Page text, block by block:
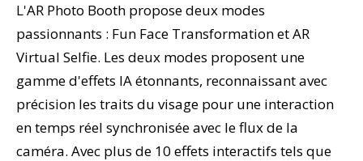
L'AR Photo Booth propose deux modes
passionnants : Fun Face Transformation et AR
Virtual Selfie. Les deux modes proposent une
gamme d'effets IA étonnants, reconnaissant avec
précision les traits du visage pour une interaction
en temps réel synchronisée avec le flux de la
caméra. Avec plus de 10 effets interactifs tels que